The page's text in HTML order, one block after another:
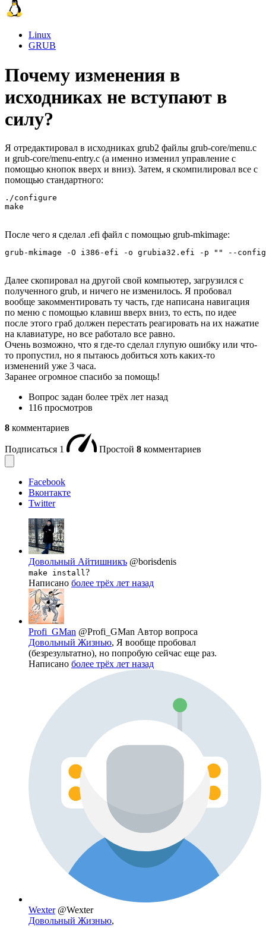
Linux
GRUB
Почему изменения в
исходниках не вступают в
силу?
Я отредактировал в исходниках grub2 файлы grub-core/menu.c
и grub-core/menu-entry.c (а именно изменил управление с
помощью кнопок вверх и вниз). Затем, я скомпилировал все с
помощью стандартного:
./configure
make
После чего я сделал .efi файл с помощью grub-mkimage:
grub-mkimage -O i386-efi -o grubia32.efi -p "" --
Далее скопировал на другой свой компьютер, загрузился с
полученного grub, и ничего не изменилось. Я пробовал
вообще закомментировать ту часть, где написана навигация
по меню с помощью клавиш вверх вниз, то есть, по идее
после этого граб должен перестать реагировать на их нажатие
на клавиатуре, но все работало все равно.
Очень возможно, что я где-то сделал глупую ошибку или что-
то пропустил, но я пытаюсь добиться хоть каких-то
изменений уже 3 часа.
Заранее огромное спасибо за помощь!
Вопрос задан более трёх лет назад
116 просмотров
8 комментариев
Подписаться 1 Простой 8 комментариев
Facebook
Вконтакте
Twitter
Довольный Айтишникъ @borisdenis
make install?
Написано более трёх лет назад
Profi_GMan @Profi_GMan Автор вопроса
Довольный Жизнью, Я вообще пробовал
(безрезультатно), но попробую сейчас еще раз.
Написано более трёх лет назад
Wexter @Wexter
Довольный Жизнью,